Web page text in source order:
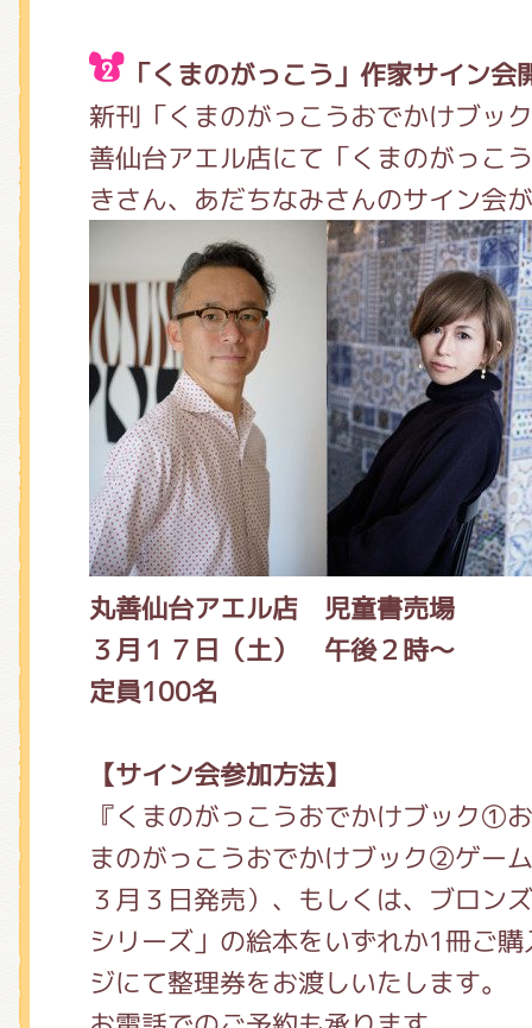
「くまのがっこう」作家サイン会
新刊「くまのがっこうおでかけブッ
善仙台アエル店にて「くまのがっこ
きさん、あだちなみさんのサイン会
丸善仙台アエル店 児童書売場
３月１７日（土） 午後２時～
定員100名
【サイン会参加方法】
『くまのがっこうおでかけブック①
まのがっこうおでかけブック②ゲー
３月３日発売）、もしくは、ブロン
シリーズ」の絵本をいずれか1冊ご
ジにて整理券をお渡しいたします。